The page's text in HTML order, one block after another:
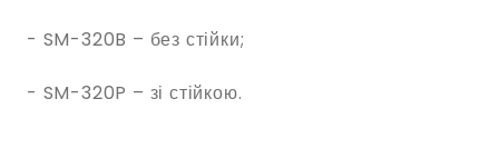
- SM-320B – без стійки;
- SM-320P – зі стійкою.